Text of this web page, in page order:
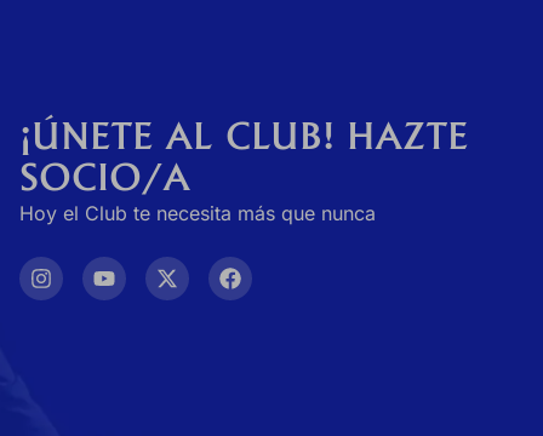
¡ÚNETE AL CLUB! HAZTE
SOCIO/A
Hoy el Club te necesita más que nunca